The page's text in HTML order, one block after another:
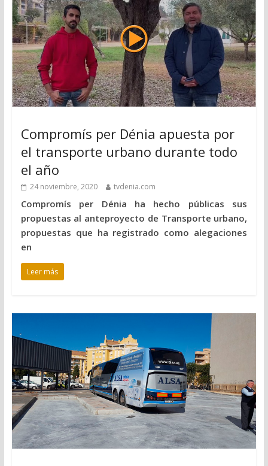
Compromís per Dénia apuesta por
el transporte urbano durante todo
el año
24 noviembre, 2020 tvdenia.com
Compromís per Dénia ha hecho públicas sus
propuestas al anteproyecto de Transporte urbano,
propuestas que ha registrado como alegaciones
en
Leer más